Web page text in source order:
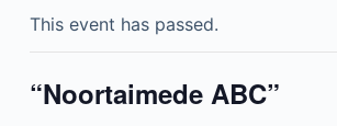
oThis event has passed.
“Noortaimede ABC”